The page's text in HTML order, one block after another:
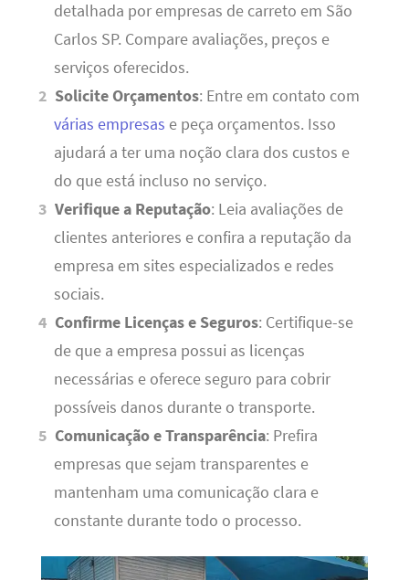
detalhada por empresas de carreto em São
Carlos SP. Compare avaliações, preços e
serviços oferecidos.
Solicite Orçamentos: Entre em contato com
várias empresas e peça orçamentos. Isso
ajudará a ter uma noção clara dos custos e
do que está incluso no serviço.
Verifique a Reputação: Leia avaliações de
clientes anteriores e confira a reputação da
empresa em sites especializados e redes
sociais.
Confirme Licenças e Seguros: Certifique-se
de que a empresa possui as licenças
necessárias e oferece seguro para cobrir
possíveis danos durante o transporte.
Comunicação e Transparência: Prefira
empresas que sejam transparentes e
mantenham uma comunicação clara e
constante durante todo o processo.